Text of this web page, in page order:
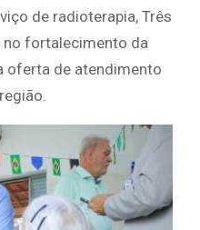
de radioterapia, Três
no fortalecimento da
oferta de atendimento